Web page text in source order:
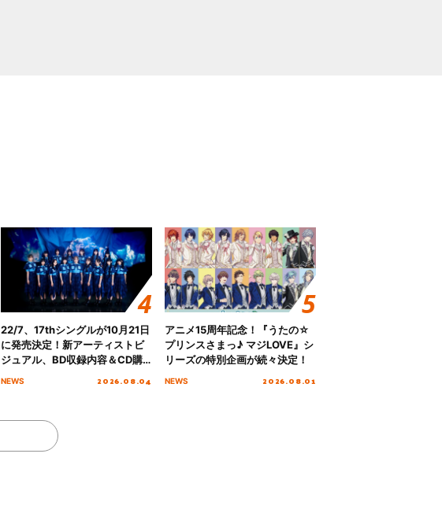
22/7、17thシングルが10月21日
に発売決定！新アーティストビ
ジュアル、BD収録内容＆CD購
NEWS 2026.08.04
アニメ15周年記念！『うたの☆
プリンスさまっ♪ マジLOVE』シ
リーズの特別企画が続々決定！
NEWS 2026.08.01